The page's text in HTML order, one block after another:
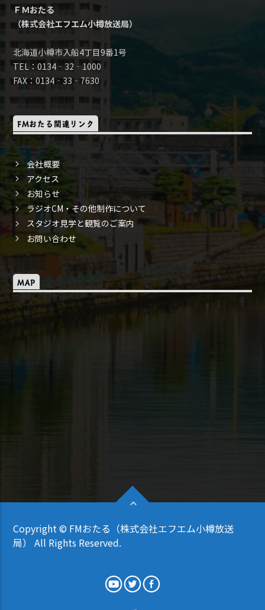
ＦＭおたる
（株式会社エフエム小樽放送局）
北海道小樽市入船4丁目9番1号
TEL：0134‐32‐1000
FAX：0134‐33‐7630
FMおたる関連リンク
会社概要
アクセス
お知らせ
ラジオCM・その他制作について
スタジオ見学と観覧のご案内
お問い合わせ
MAP
Copyright © FMおたる（株式会社エフエム小樽放送
局） All Rights Reserved.